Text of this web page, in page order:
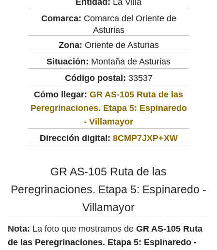
Comarca: Comarca del Oriente de
Asturias
Zona: Oriente de Asturias
Situación: Montaña de Asturias
Código postal: 33537
Cómo llegar: GR AS-105 Ruta de las
Peregrinaciones. Etapa 5: Espinaredo
- Villamayor
Dirección digital: 8CMP7JXP+XW
GR AS-105 Ruta de las
Peregrinaciones. Etapa 5: Espinaredo -
Villamayor
Nota: La foto que mostramos de GR AS-105 Ruta
de las Peregrinaciones. Etapa 5: Espinaredo -